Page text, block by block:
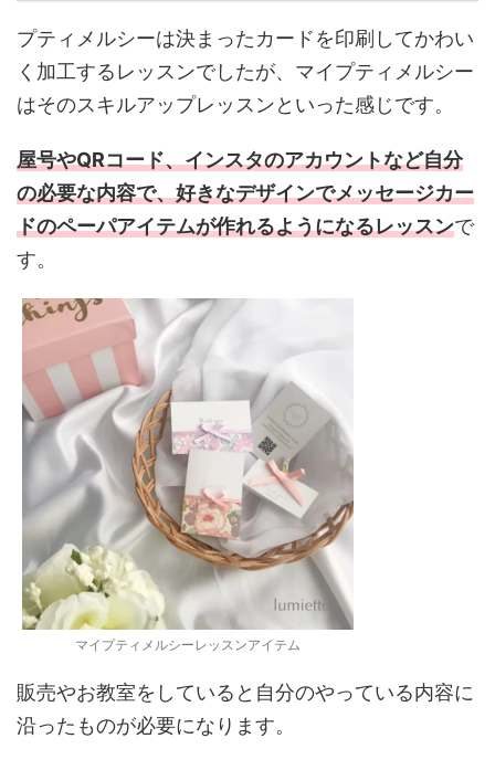
プティメルシーは決まったカードを印刷してかわい
く加工するレッスンでしたが、マイプティメルシー
はそのスキルアップレッスンといった感じです。
屋号やQRコード、インスタのアカウントなど自分
の必要な内容で、好きなデザインでメッセージカー
ドのペーパアイテムが作れるようになるレッスンで
す。
マイプティメルシーレッスンアイテム
販売やお教室をしていると自分のやっている内容に
沿ったものが必要になります。